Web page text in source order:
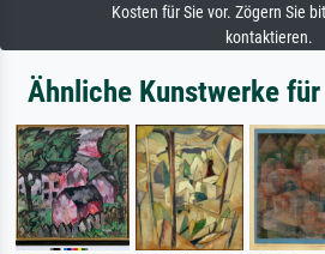
Kosten für Sie vor. Zögern Sie
kontaktieren.
Ähnliche Kunstwerke